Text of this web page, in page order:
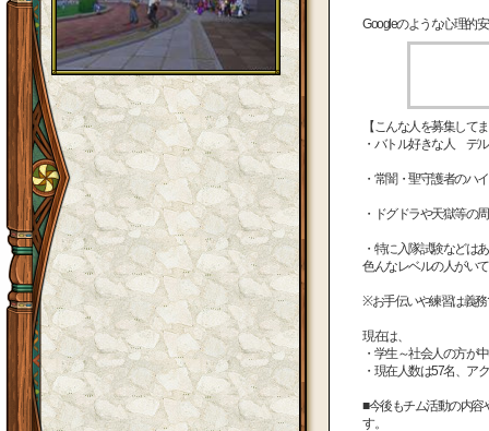
Googleのような心理的
【こんな人を募集して
・バトル好きな人 デ
・常闇・聖守護者のハ
・ドグドラや天獄等の
・特に入隊試験などは
色んなレベルの人がい
※お手伝いや練習は義務
現在は、
・学生～社会人の方が
・現在人数は57名、ア
■今後もチム活動の内容
す。